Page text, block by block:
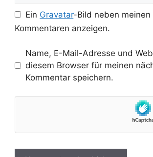
Ein Gravatar-Bild neben meinen
Kommentaren anzeigen.
Name, E-Mail-Adresse und
diesem Browser für meinen
Kommentar speichern.